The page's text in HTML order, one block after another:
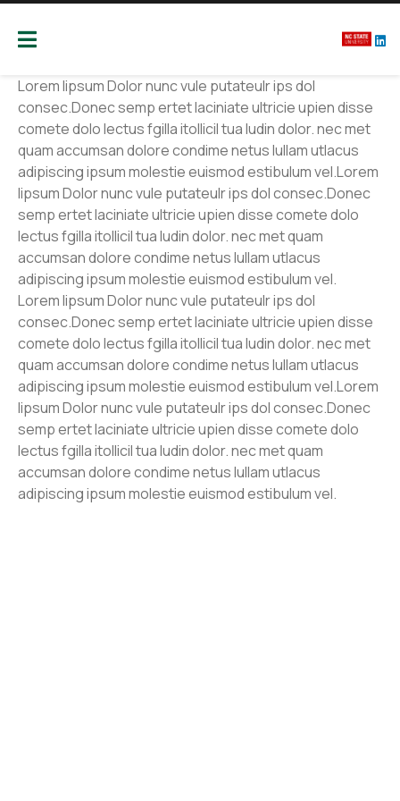
Lorem lipsum Dolor nunc vule putateulr ips dol
consec.Donec semp ertet laciniate ultricie upien disse
comete dolo lectus fgilla itollicil tua ludin dolor. nec met
quam accumsan dolore condime netus lullam utlacus
adipiscing ipsum molestie euismod estibulum vel.Lorem
lipsum Dolor nunc vule putateulr ips dol consec.Donec
semp ertet laciniate ultricie upien disse comete dolo
lectus fgilla itollicil tua ludin dolor. nec met quam
accumsan dolore condime netus lullam utlacus
adipiscing ipsum molestie euismod estibulum vel.
Lorem lipsum Dolor nunc vule putateulr ips dol
consec.Donec semp ertet laciniate ultricie upien disse
comete dolo lectus fgilla itollicil tua ludin dolor. nec met
quam accumsan dolore condime netus lullam utlacus
adipiscing ipsum molestie euismod estibulum vel.Lorem
lipsum Dolor nunc vule putateulr ips dol consec.Donec
semp ertet laciniate ultricie upien disse comete dolo
lectus fgilla itollicil tua ludin dolor. nec met quam
accumsan dolore condime netus lullam utlacus
adipiscing ipsum molestie euismod estibulum vel.